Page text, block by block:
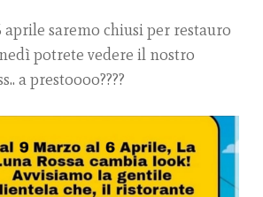
aprile saremo chiusi per restauro
potrete vedere il nostro
a prestoooo????